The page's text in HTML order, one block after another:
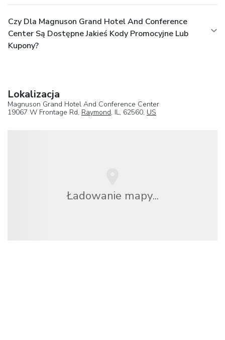
Czy Dla Magnuson Grand Hotel And Conference
Center Są Dostępne Jakieś Kody Promocyjne Lub
Kupony?
Lokalizacja
Magnuson Grand Hotel And Conference Center
19067 W Frontage Rd, Raymond, IL, 62560, US
Ładowanie mapy...